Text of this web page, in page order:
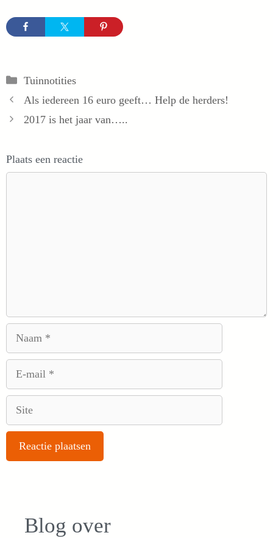
Categorieën
Tuinnotities
Als iedereen 16 euro geeft… Help de herders!
2017 is het jaar van…..
Plaats een reactie
Blog over